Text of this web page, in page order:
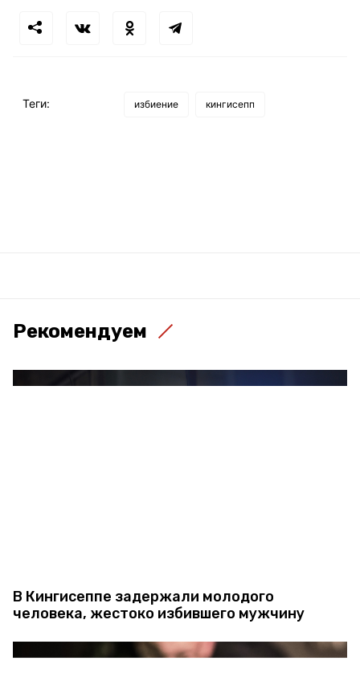
Теги: избиение кингисепп
Рекомендуем
В Кингисеппе задержали молодого
человека, жестоко избившего мужчину